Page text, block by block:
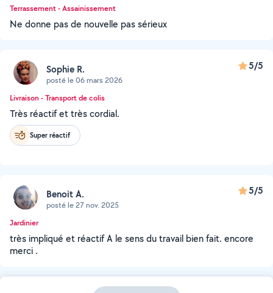
Terrassement - Assainissement
Ne donne pas de nouvelle pas sérieux
Sophie R.
posté le 06 mars 2026
5/5
Livraison - Transport de colis
Très réactif et très cordial.
Super réactif
Benoit A.
posté le 27 nov. 2025
5/5
Jardinier
très impliqué et réactif A le sens du travail bien fait. encore
merci .